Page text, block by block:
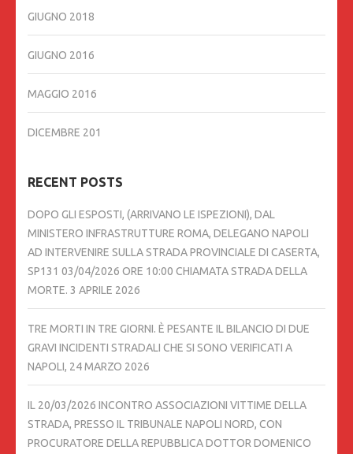
GIUGNO 2018
GIUGNO 2016
MAGGIO 2016
DICEMBRE 201
RECENT POSTS
DOPO GLI ESPOSTI, (ARRIVANO LE ISPEZIONI), DAL
MINISTERO INFRASTRUTTURE ROMA, DELEGANO NAPOLI
AD INTERVENIRE SULLA STRADA PROVINCIALE DI CASERTA,
SP131 03/04/2026 ORE 10:00 CHIAMATA STRADA DELLA
MORTE. 3 APRILE 2026
TRE MORTI IN TRE GIORNI. È PESANTE IL BILANCIO DI DUE
GRAVI INCIDENTI STRADALI CHE SI SONO VERIFICATI A
NAPOLI, 24 MARZO 2026
IL 20/03/2026 INCONTRO ASSOCIAZIONI VITTIME DELLA
STRADA, PRESSO IL TRIBUNALE NAPOLI NORD, CON
PROCURATORE DELLA REPUBBLICA DOTTOR DOMENICO